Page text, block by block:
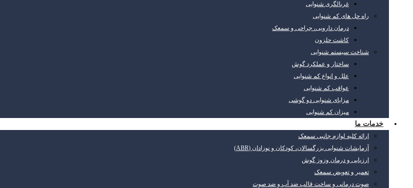
غربالگری شنوایی
راه حل های کم شنوایی
درمان دارویی، جراحی و سمعک
کاشت حلزون
شناخت سیستم شنوایی
ساختار و عملکرد گوش
علل و انواع کم شنوایی
عواقب کم شنوایی
مزایای شنوایی دو گوشی
میزان کم شنوایی
خدمات ما
ارائه کلیه لوازم جانبی سمعک
آزمایشات شنوایی بزرگسالان، کودکان و نوزادان (ABR)
ارزیابی و درمان وزوز گوش
تعمیر و تعویض سمعک
صوت درمانی و ساخت قالب ضد آب و ضد صوت